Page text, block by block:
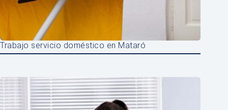
Trabajo servicio doméstico en Mataró